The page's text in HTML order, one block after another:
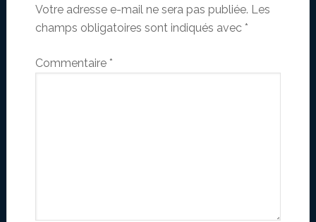
Votre adresse e-mail ne sera pas publiée. Les
champs obligatoires sont indiqués avec *
Commentaire *